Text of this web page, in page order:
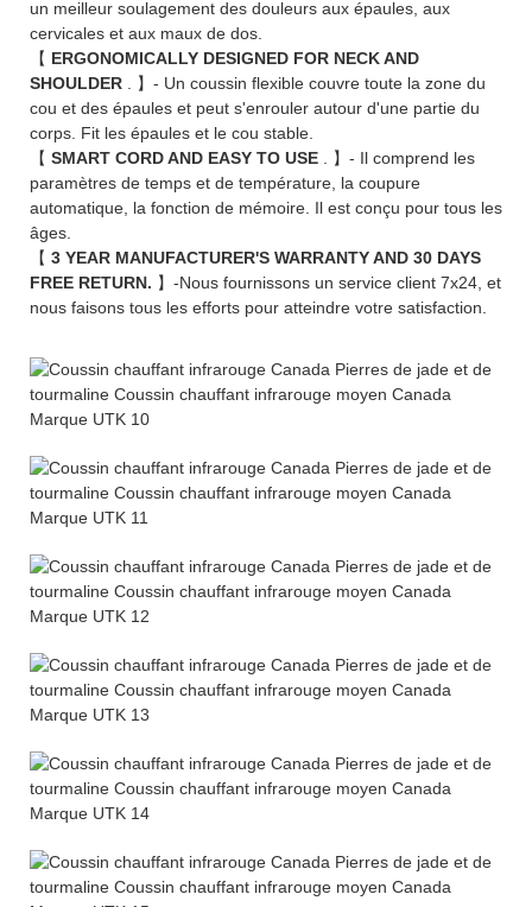
un meilleur soulagement des douleurs aux épaules, aux
cervicales et aux maux de dos.
【 ERGONOMICALLY DESIGNED FOR NECK AND
SHOULDER
. 】- Un coussin flexible couvre toute la zone du
cou et des épaules et peut s'enrouler autour d'une partie du
corps. Fit les épaules et le cou stable.
【 SMART CORD AND EASY TO USE
. 】- Il comprend les
paramètres de temps et de température, la coupure
automatique, la fonction de mémoire. Il est conçu pour tous les
âges.
【 3 YEAR MANUFACTURER'S WARRANTY AND 30 DAYS
FREE RETURN. 】-Nous fournissons un service client 7x24, et
nous faisons tous les efforts pour atteindre votre satisfaction.